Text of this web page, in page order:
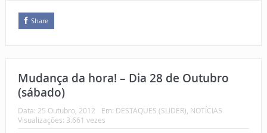
Share
Mudança da hora! – Dia 28 de Outubro
(sábado)
Data: 25 Outubro, 2012 Em: DESTAQUES (SLIDER) NOTÍCIAS
Visualizações: 3.661 vezes